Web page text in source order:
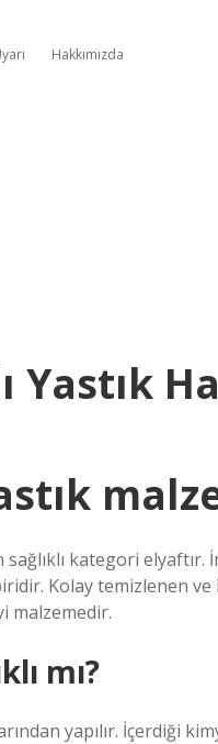
Hakkımızda
Yastık
kategori
Kolay temizlenen
malzemedir.
mı?
yapılır. İçerdiği